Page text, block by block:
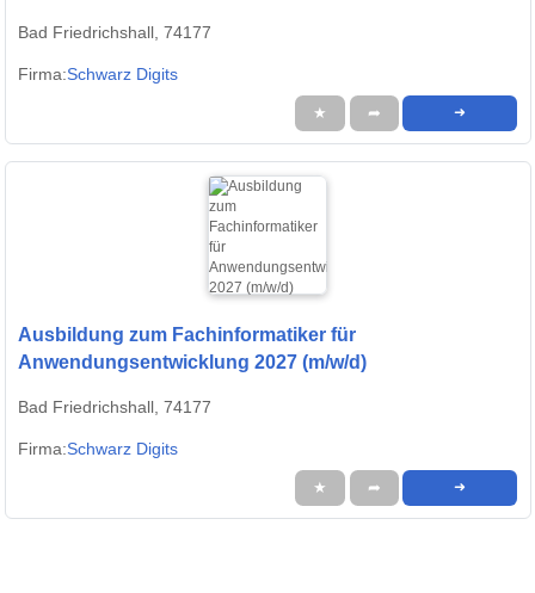
Bad Friedrichshall, 74177
Firma:Schwarz Digits
★ ➦ ➜
Ausbildung zum Fachinformatiker für
Anwendungsentwicklung 2027 (m/w/d)
Bad Friedrichshall, 74177
Firma:Schwarz Digits
★ ➦ ➜